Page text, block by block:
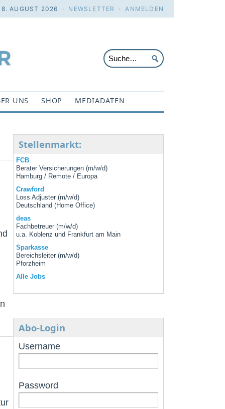
8. AUGUST 2026 · NEWSLETTER ·ANMELDEN
UNS SHOP MEDIADATEN
Stellenmarkt:
FCB
Berater Versicherungen (m/w/d)
Hamburg / Remote / Europa
Crawford
Loss Adjuster (m/w/d)
Deutschland (Home Office)
deas
Fachbetreuer (m/w/d)
u.a. Koblenz und Frankfurt am Main
Sparkasse
Bereichsleiter (m/w/d)
Pforzheim
Alle Jobs
Abo-Login
Username
Password